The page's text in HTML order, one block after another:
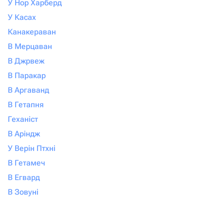
У Нор Харберд
У Касах
Канакераван
В Мерцаван
В Джрвеж
В Паракар
В Аргаванд
В Гетапня
Геханіст
В Аріндж
У Верін Птхні
В Гетамеч
В Егвард
В Зовуні